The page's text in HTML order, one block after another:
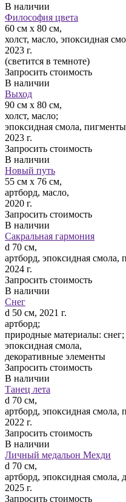
В наличии
Философия цвета
60 см х 80 см,
холст, масло, эпоксидная
2023 г.
(светится в темноте)
Запросить стоимость
В наличии
Выход
90 см х 80 см,
холст, масло;
эпоксидная смола,
2023 г.
Запросить стоимость
В наличии
Новый путь
55 см х 76 см,
артборд, масло,
2020 г.
Запросить стоимость
В наличии
Сакральная гармония
d 70 см,
артборд, эпоксидная смола,
2024 г.
Запросить стоимость
В наличии
Снег
d 50 см, 2021 г.
артборд;
природные материалы: снег;
эпоксидная смола,
декоративные элементы
Запросить стоимость
В наличии
Танец лета
d 70 см,
артборд, эпоксидная
2022 г.
Запросить стоимость
В наличии
Личный медальон Мехди
d 70 см,
артборд, эпоксидная смола,
2025 г.
Запросить стоимость